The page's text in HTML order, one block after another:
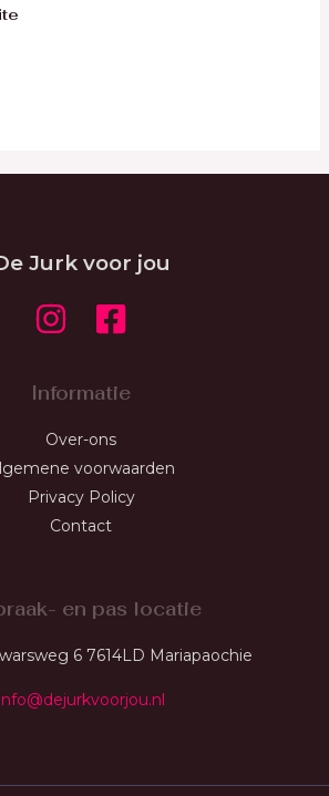
Jurk voor jou
Informatie
Over-ons
voorwaarden
Privacy Policy
Contact
en pas locatie
6 7614LD Mariapaochie
info@dejurkvoorjou.nl